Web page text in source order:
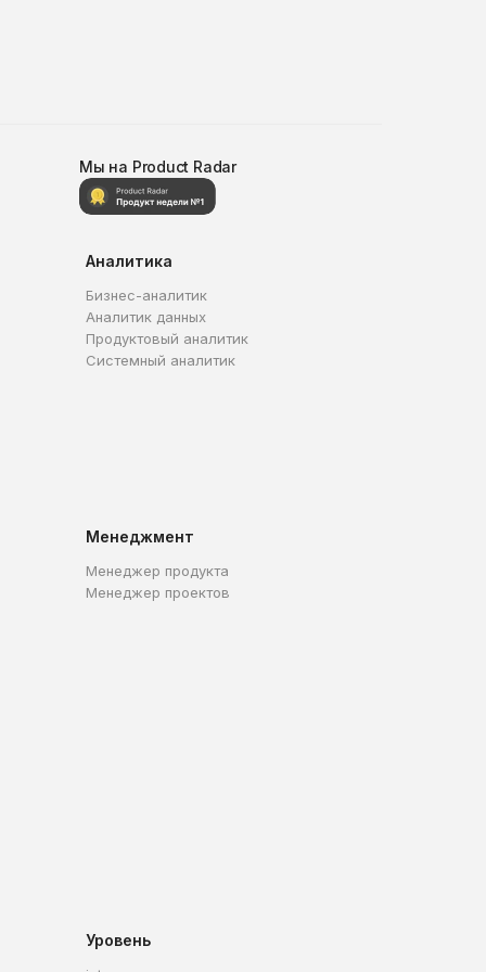
Мы на Product Radar
Аналитика
Бизнес-аналитик
Аналитик данных
Продуктовый аналитик
Системный аналитик
Менеджмент
Менеджер продукта
Менеджер проектов
Уровень